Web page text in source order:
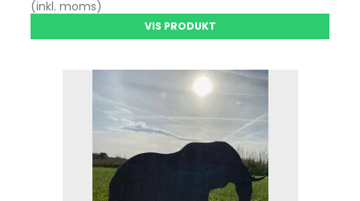
(inkl. moms)
VIS PRODUKT